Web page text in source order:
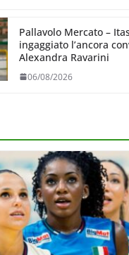
Pallavolo Mercato –
ingaggiato l’ancora
Alexandra Ravarini
06/08/2026